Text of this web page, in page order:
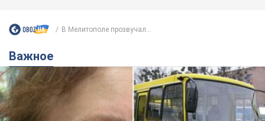
В Мелитополе прозвучал...
Важное